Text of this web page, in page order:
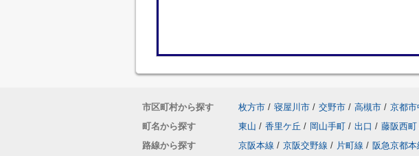
市区町村から探す 枚方市 / 寝屋川市 / 交野市 / 高槻市 / 京都市
町名から探す
東山 / 香里ケ丘 / 岡山手町 / 出口 / 藤阪西町
路線から探す
京阪本線 / 京阪交野線 / 片町線 / 阪急京都本